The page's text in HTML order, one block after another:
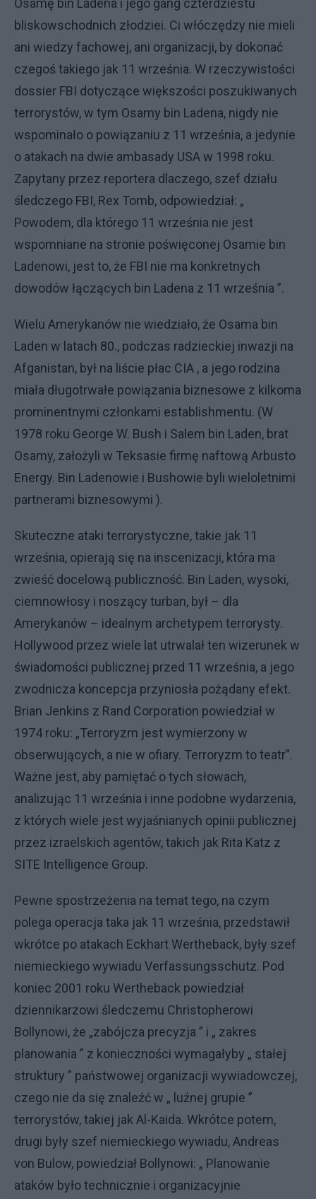
Osamę bin Ladena i jego gang czterdziestu
bliskowschodnich złodziei. Ci włóczędzy nie mieli
ani wiedzy fachowej, ani organizacji, by dokonać
czegoś takiego jak 11 września. W rzeczywistości
dossier FBI dotyczące większości poszukiwanych
terrorystów, w tym Osamy bin Ladena, nigdy nie
wspominało o powiązaniu z 11 września, a jedynie
o atakach na dwie ambasady USA w 1998 roku.
Zapytany przez reportera dlaczego, szef działu
śledczego FBI, Rex Tomb, odpowiedział: „
Powodem, dla którego 11 września nie jest
wspomniane na stronie poświęconej Osamie bin
Ladenowi, jest to, że FBI nie ma konkretnych
dowodów łączących bin Ladena z 11 września ”.
Wielu Amerykanów nie wiedziało, że Osama bin
Laden w latach 80., podczas radzieckiej inwazji na
Afganistan, był na liście płac CIA , a jego rodzina
miała długotrwałe powiązania biznesowe z kilkoma
prominentnymi członkami establishmentu. (W
1978 roku George W. Bush i Salem bin Laden, brat
Osamy, założyli w Teksasie firmę naftową Arbusto
Energy. Bin Ladenowie i Bushowie byli wieloletnimi
partnerami biznesowymi ).
Skuteczne ataki terrorystyczne, takie jak 11
września, opierają się na inscenizacji, która ma
zwieść docelową publiczność. Bin Laden, wysoki,
ciemnowłosy i noszący turban, był – dla
Amerykanów – idealnym archetypem terrorysty.
Hollywood przez wiele lat utrwalał ten wizerunek w
świadomości publicznej przed 11 września, a jego
zwodnicza koncepcja przyniosła pożądany efekt.
Brian Jenkins z Rand Corporation powiedział w
1974 roku: „Terroryzm jest wymierzony w
obserwujących, a nie w ofiary. Terroryzm to teatr”.
Ważne jest, aby pamiętać o tych słowach,
analizując 11 września i inne podobne wydarzenia,
z których wiele jest wyjaśnianych opinii publicznej
przez izraelskich agentów, takich jak Rita Katz z
SITE Intelligence Group.
Pewne spostrzeżenia na temat tego, na czym
polega operacja taka jak 11 września, przedstawił
wkrótce po atakach Eckhart Wertheback, były szef
niemieckiego wywiadu Verfassungsschutz. Pod
koniec 2001 roku Wertheback powiedział
dziennikarzowi śledczemu Christopherowi
Bollynowi, że „zabójcza precyzja ” i „ zakres
planowania ” z konieczności wymagałyby „ stałej
struktury ” państwowej organizacji wywiadowczej,
czego nie da się znaleźć w „ luźnej grupie ”
terrorystów, takiej jak Al-Kaida. Wkrótce potem,
drugi były szef niemieckiego wywiadu, Andreas
von Bulow, powiedział Bollynowi: „ Planowanie
ataków było technicznie i organizacyjnie